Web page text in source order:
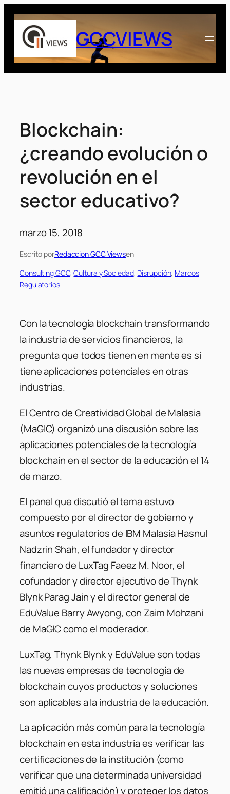
Saltar
contenido
GCCVIEWS
Blockchain:
¿creando evolución o
revolución en el
sector educativo?
marzo 15, 2018
Escrito porRedaccion GCC Viewsen
Consulting GCC, Cultura y Sociedad, Disrupción, Marcos
Regulatorios
Con la tecnología blockchain transformando
la industria de servicios financieros, la
pregunta que todos tienen en mente es si
tiene aplicaciones potenciales en otras
industrias.
El Centro de Creatividad Global de Malasia
(MaGIC) organizó una discusión sobre las
aplicaciones potenciales de la tecnología
blockchain en el sector de la educación el 14
de marzo.
El panel que discutió el tema estuvo
compuesto por el director de gobierno y
asuntos regulatorios de IBM Malasia Hasnul
Nadzrin Shah, el fundador y director
financiero de LuxTag Faeez M. Noor, el
cofundador y director ejecutivo de Thynk
Blynk Parag Jain y el director general de
EduValue Barry Awyong, con Zaim Mohzani
de MaGIC como el moderador.
LuxTag, Thynk Blynk y EduValue son todas
las nuevas empresas de tecnología de
blockchain cuyos productos y soluciones
son aplicables a la industria de la educación.
La aplicación más común para la tecnología
blockchain en esta industria es verificar las
certificaciones de la institución (como
verificar que una determinada universidad
emitió una calificación) y proteger los datos